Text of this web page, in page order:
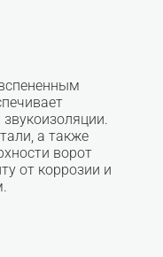
а также
ворот
от коррозии и